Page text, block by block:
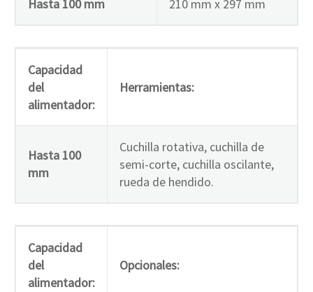
Hasta 100 mm 210 mm x 297 mm
Capacidad
del
alimentador:
Herramientas:
Hasta 100
mm
Cuchilla rotativa, cuchilla de
semi-corte, cuchilla oscilante,
rueda de hendido.
Capacidad
del
alimentador:
Opcionales: